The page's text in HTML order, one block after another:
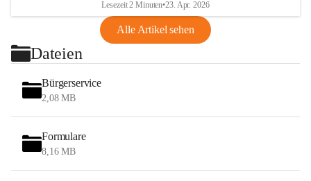
Lesezeit 2 Minuten•23. Apr. 2026
Alle Artikel sehen
Dateien
Bürgerservice
2,08 MB
Formulare
8,16 MB